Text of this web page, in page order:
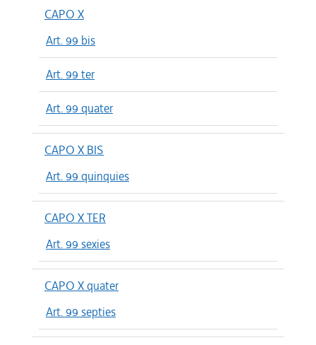
CAPO X
Art. 99 bis
Art. 99 ter
Art. 99 quater
CAPO X BIS
Art. 99 quinquies
CAPO X TER
Art. 99 sexies
CAPO X quater
Art. 99 septies